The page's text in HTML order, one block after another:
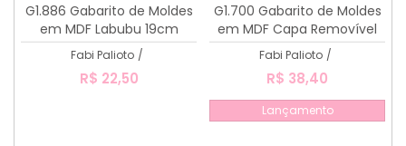
G1.886 Gabarito de Moldes
em MDF Labubu 19cm
Fabi Palioto /
R$ 22,50
G1.700 Gabarito de Moldes
em MDF Capa Removível
para caderno de desenho
grande
Fabi Palioto /
R$ 38,40
Lançamento